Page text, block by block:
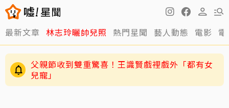
最新文章 林志玲曬帥兒照 熱門星聞 藝人動態 電影
父親節收到雙重驚喜！王識賢戲裡戲外「都有女
兒寵」